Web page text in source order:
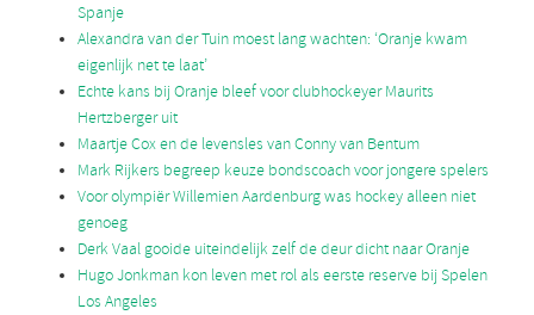
Spanje
Alexandra van der Tuin moest lang wachten: ‘Oranje kwam
eigenlijk net te laat’
Echte kans bij Oranje bleef voor clubhockeyer Maurits
Hertzberger uit
Maartje Cox en de levensles van Conny van Bentum
Mark Rijkers begreep keuze bondscoach voor jongere spelers
Voor olympiër Willemien Aardenburg was hockey alleen niet
genoeg
Derk Vaal gooide uiteindelijk zelf de deur dicht naar Oranje
Hugo Jonkman kon leven met rol als eerste reserve bij Spelen
Los Angeles